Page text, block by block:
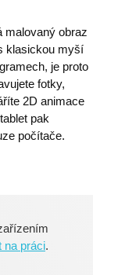
malovaný obraz
klasickou myší
je proto
fotky,
2D animace
pak
počítače.
na práci.